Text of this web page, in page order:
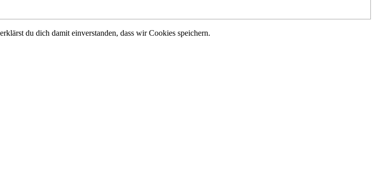
du dich damit einverstanden, dass wir Cookies speichern.